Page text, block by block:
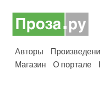
Авторы
Магазин
О портале